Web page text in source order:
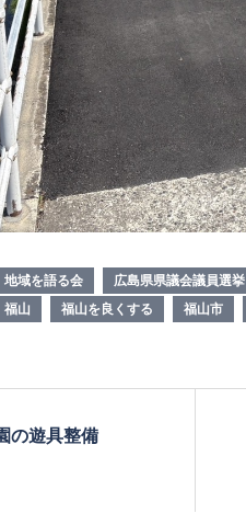
地域を語る会 広島県県議会議員選挙
福山 福山を良くする 福山市
の遊具整備